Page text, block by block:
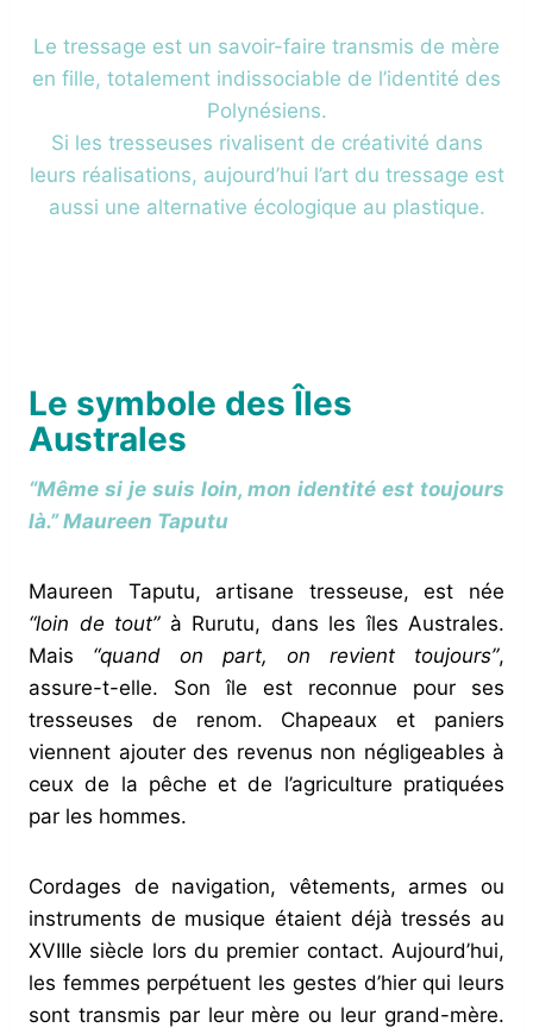
Le tressage est un savoir-faire transmis de mère
en fille, totalement indissociable de l’identité des
Polynésiens.
Si les tresseuses rivalisent de créativité dans
leurs réalisations, aujourd’hui l’art du tressage est
aussi une alternative écologique au plastique.
Le symbole des Îles
Australes
“Même si je suis loin, mon identité est toujours
là.” Maureen Taputu
Maureen Taputu, artisane tresseuse, est née
“loin de tout” à Rurutu, dans les îles Australes.
Mais “quand on part, on revient toujours”,
assure-t-elle. Son île est reconnue pour ses
tresseuses de renom. Chapeaux et paniers
viennent ajouter des revenus non négligeables à
ceux de la pêche et de l’agriculture pratiquées
par les hommes.
Cordages de navigation, vêtements, armes ou
instruments de musique étaient déjà tressés au
XVIIIe siècle lors du premier contact. Aujourd’hui,
les femmes perpétuent les gestes d’hier qui leurs
sont transmis par leur mère ou leur grand-mère.